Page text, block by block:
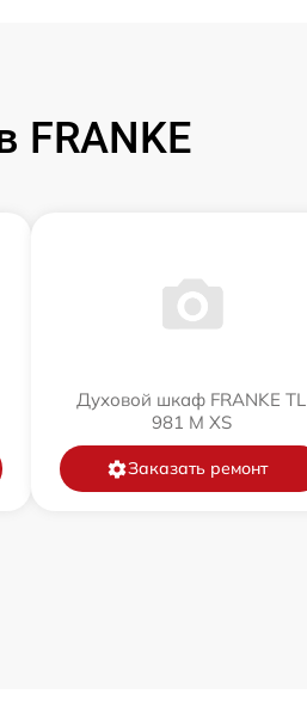
Духовой шкаф FRANKE TL
981 M XS
Заказать ремонт